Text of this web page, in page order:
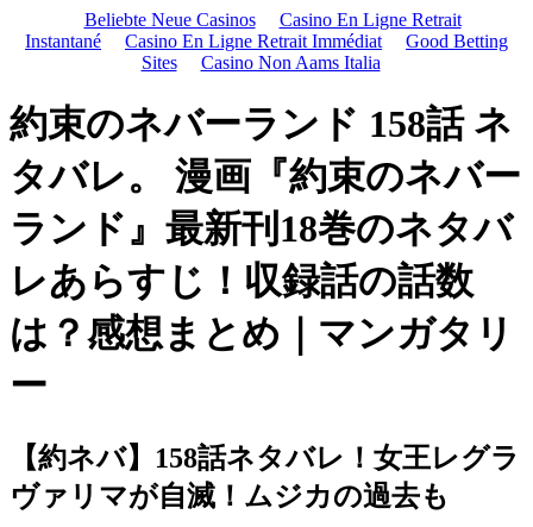
Beliebte Neue Casinos
Casino En Ligne Retrait
Instantané
Casino En Ligne Retrait Immédiat
Good Betting
Sites
Casino Non Aams Italia
約束のネバーランド 158話 ネ
タバレ。 漫画『約束のネバー
ランド』最新刊18巻のネタバ
レあらすじ！収録話の話数
は？感想まとめ｜マンガタリ
ー
【約ネバ】158話ネタバレ！女王レグラ
ヴァリマが自滅！ムジカの過去も